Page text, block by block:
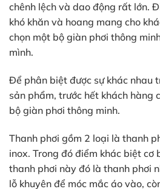
chênh lệch và dao động rất lớn.
khó khăn và hoang mang cho
chọn một bộ giàn phơi thông
mình.
Để phân biệt được sự khác nhau
sản phẩm, trước hết khách hàng
bộ giàn phơi thông minh.
Thanh phơi gồm 2 loại là thanh
inox. Trong đó điểm khác biệt cơ
thanh phơi này đó là thanh phơi
lỗ khuyên để móc mắc áo vào,